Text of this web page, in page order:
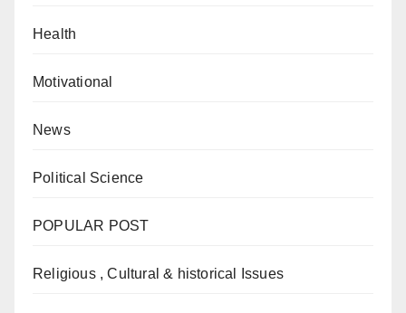
Health
Motivational
News
Political Science
POPULAR POST
Religious , Cultural & historical Issues